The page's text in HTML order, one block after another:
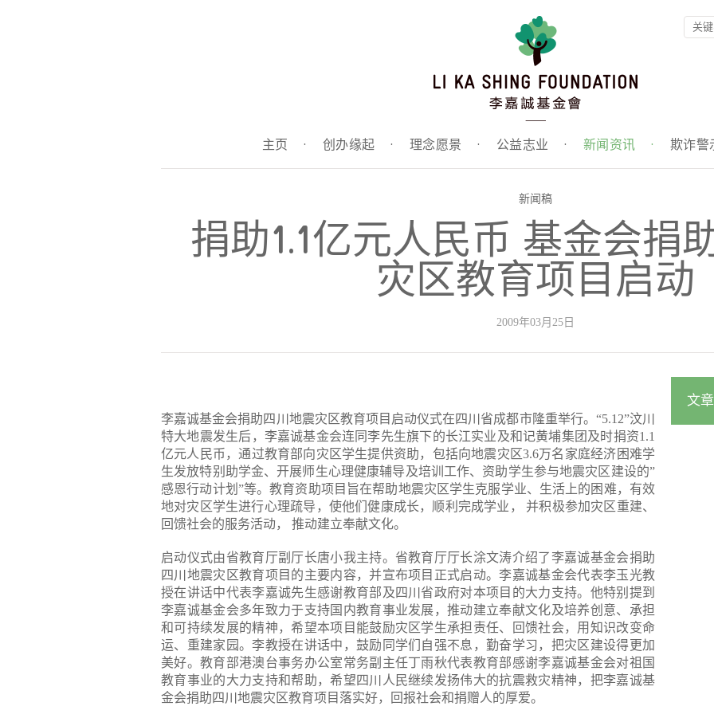
主页 · 创办缘起 · 理念愿景 · 公益志业 · 新闻资讯 · 欺诈警
新闻稿
捐助1.1亿元人民币 基金会捐
灾区教育项目启动
2009年03月25日
李嘉诚基金会捐助四川地震灾区教育项目启动仪式在四川省成都市隆重举行。“5.12”汶川
特大地震发生后，李嘉诚基金会连同李先生旗下的长江实业及和记黄埔集团及时捐资1.1
亿元人民币，通过教育部向灾区学生提供资助，包括向地震灾区3.6万名家庭经济困难学
生发放特别助学金、开展师生心理健康辅导及培训工作、资助学生参与地震灾区建设的”
感恩行动计划”等。教育资助项目旨在帮助地震灾区学生克服学业、生活上的困难，有效
地对灾区学生进行心理疏导，使他们健康成长，顺利完成学业， 并积极参加灾区重建、
回馈社会的服务活动， 推动建立奉献文化。
启动仪式由省教育厅副厅长唐小我主持。省教育厅厅长涂文涛介绍了李嘉诚基金会捐助
四川地震灾区教育项目的主要内容，并宣布项目正式启动。李嘉诚基金会代表李玉光教
授在讲话中代表李嘉诚先生感谢教育部及四川省政府对本项目的大力支持。他特别提到
李嘉诚基金会多年致力于支持国内教育事业发展，推动建立奉献文化及培养创意、承担
和可持续发展的精神，希望本项目能鼓励灾区学生承担责任、回馈社会，用知识改变命
运、重建家园。李教授在讲话中，鼓励同学们自强不息，勤奋学习，把灾区建设得更加
美好。教育部港澳台事务办公室常务副主任丁雨秋代表教育部感谢李嘉诚基金会对祖国
教育事业的大力支持和帮助，希望四川人民继续发扬伟大的抗震救灾精神，把李嘉诚基
金会捐助四川地震灾区教育项目落实好，回报社会和捐赠人的厚爱。
文